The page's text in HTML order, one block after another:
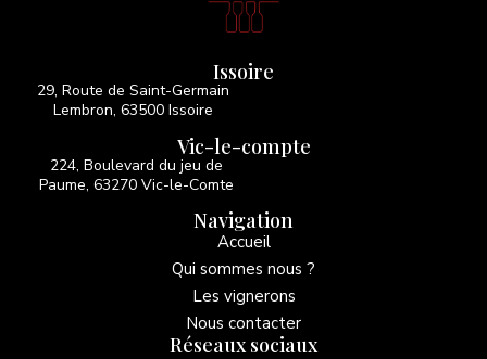
Issoire
29, Route de Saint-Germain
Lembron, 63500 Issoire
Vic-le-compte
224, Boulevard du jeu de
Paume, 63270 Vic-le-Comte
Navigation
Accueil
Qui sommes nous ?
Les vignerons
Nous contacter
Réseaux sociaux